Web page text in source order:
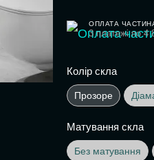
ОПЛАТА
3 платежі по 4
Колір скла
Прозоре
Матування скла
Без матування